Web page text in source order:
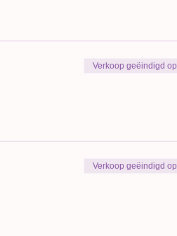
Verkoop geëindigd op
Verkoop geëindigd op